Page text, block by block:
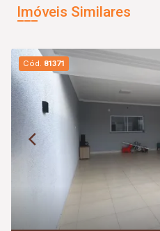
Imóveis Similares
Cód. 81371